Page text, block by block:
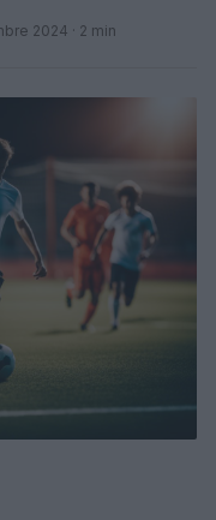
2024 · 2 min